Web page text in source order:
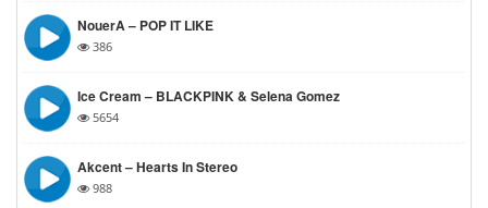
NouerA – POP IT LIKE
386
Ice Cream – BLACKPINK & Selena Gomez
5654
Akcent – Hearts In Stereo
988